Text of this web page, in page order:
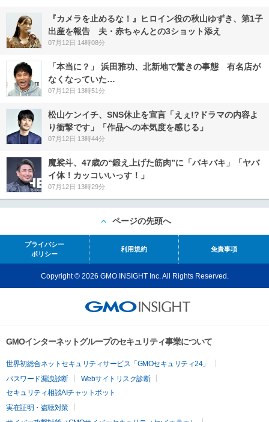
『カメラを止めるな！』ヒロイン役の秋山ゆずき、第1子
出産を報告 夫・赤ちゃんとの3ショット添え
07月12日 14時08分
「本当に？」 浜田雅功、北新地で驚きの事態 有名店が
なくなっていた…
07月12日 13時51分
松山ケンイチ、SNS休止を宣言「えぇ!?ドラマの内容よ
り衝撃です」「作品への本気度を感じる」
07月12日 13時44分
魔裟斗、47歳の“鍛え上げた筋肉”に「バキバキ」「ヤバ
イ体！カッコいいっす！」
07月12日 13時29分
ページの先頭へ
プライバシー
ポリシー
利用規約 免責事項
Copyright © 2026 GMO INSIGHT Inc. All Rights Reserved.
GMOインターネットグループのセキュリティ事業について
世界初総合ネットセキュリティサービス「GMOセキュリティ24」
パスワード漏洩診断
Webサイトリスク診断
セキュリティ相談AIチャットボット
実在証明・盗聴対策